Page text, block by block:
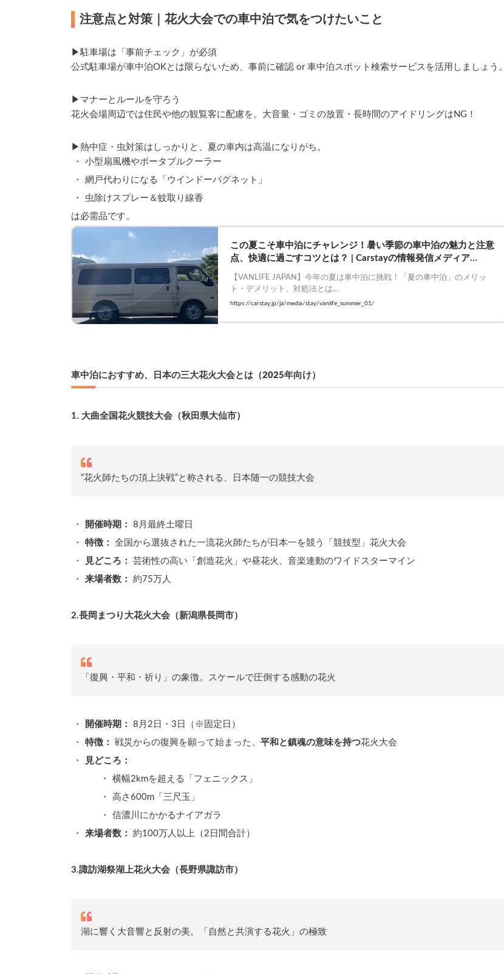
注意点と対策｜花火大会での車中泊で気をつけたいこと
▶︎駐車場は「事前チェック」が必須
公式駐車場が車中泊OKとは限らないため、事前に確認 or 車中泊スポット検索サービスを活用しましょう。
▶︎マナーとルールを守ろう
花火会場周辺では住民や他の観覧客に配慮を。大音量・ゴミの放置・長時間のアイドリングはNG！
▶︎熱中症・虫対策はしっかりと、夏の車内は高温になりがち。
小型扇風機やポータブルクーラー
網戸代わりになる「ウインドーバグネット」
虫除けスプレー＆蚊取り線香
は必需品です。
この夏こそ車中泊にチャレンジ！暑い季節の車中泊の魅力と注意
点、快適に過ごすコツとは？ | Carstayの情報発信メディア
VANLIFE JAPAN
【VANLIFE JAPAN】今年の夏は車中泊に挑戦！「夏の車中泊」のメリッ
ト・デメリット、対処法とは
    #vanlifejapan #車中泊
https://carstay.jp/ja/media/stay/vanlife_summer_01/
車中泊におすすめ、日本の三大花火大会とは（2025年向け）
1. 大曲全国花火競技大会（秋田県大仙市）
“花火師たちの頂上決戦”と称される、日本随一の競技大会
開催時期：
8月最終土曜日
特徴：
全国から選抜された一流花火師たちが日本一を競う「競技型」花火大会
見どころ：
芸術性の高い「創造花火」や昼花火、音楽連動のワイドスターマイン
来場者数：
約75万人
2.長岡まつり大花火大会（新潟県長岡市）
「復興・平和・祈り」の象徴。スケールで圧倒する感動の花火
開催時期：
8月2日・3日（※固定日）
特徴：
戦災からの復興を願って始まった、 平和と鎮魂の意味を持つ花火大会
見どころ：
横幅2kmを超える「フェニックス」
高さ600m「三尺玉」
信濃川にかかるナイアガラ
来場者数：
約100万人以上（2日間合計）
3.諏訪湖祭湖上花火大会（長野県諏訪市）
湖に響く大音響と反射の美。「自然と共演する花火」の極致